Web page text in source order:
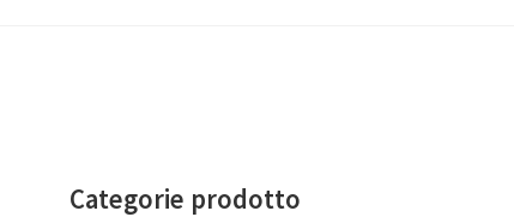
Categorie prodotto